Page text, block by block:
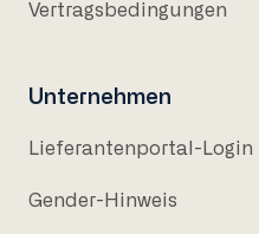
Vertragsbedingungen
Unternehmen
Lieferantenportal-Login
Gender-Hinweis